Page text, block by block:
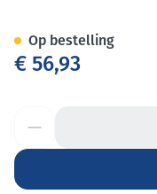
€ 56,93
Op bestelling